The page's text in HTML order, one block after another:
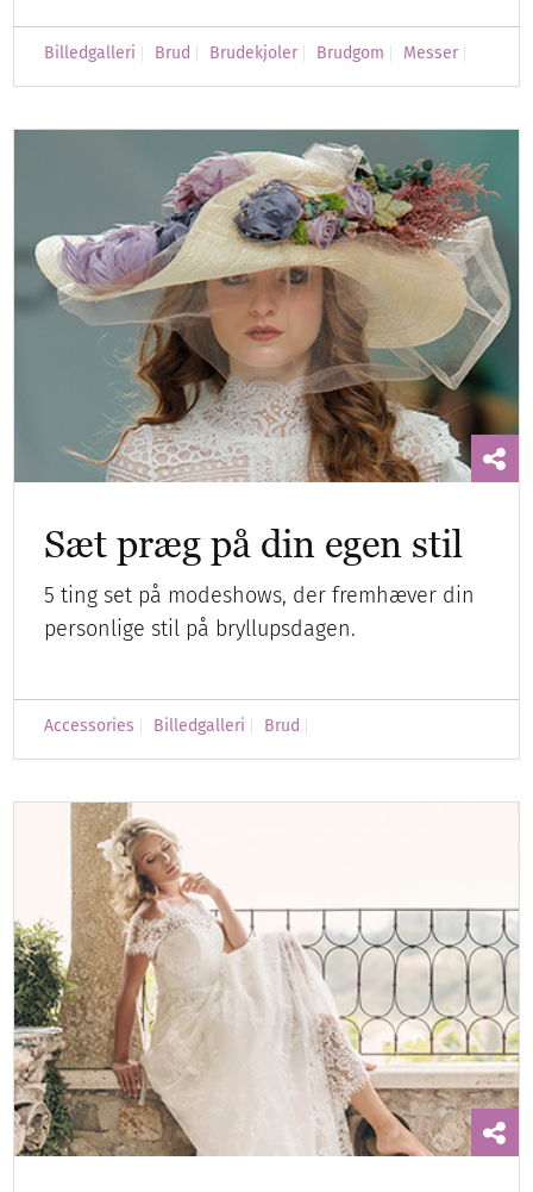
Billedgalleri Brud Brudekjoler Brudgom Messer
Sæt præg på din egen stil
5 ting set på modeshows, der fremhæver din
personlige stil på bryllupsdagen.
Accessories Billedgalleri Brud